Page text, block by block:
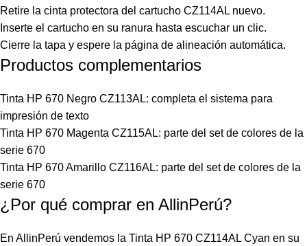
Retire la cinta protectora del cartucho CZ114AL nuevo.
Inserte el cartucho en su ranura hasta escuchar un clic.
Cierre la tapa y espere la página de alineación automática.
Productos complementarios
Tinta HP 670 Negro CZ113AL: completa el sistema para
impresión de texto
Tinta HP 670 Magenta CZ115AL: parte del set de colores de la
serie 670
Tinta HP 670 Amarillo CZ116AL: parte del set de colores de la
serie 670
¿Por qué comprar en AllinPerú?
En AllinPerú vendemos la Tinta HP 670 CZ114AL Cyan en su